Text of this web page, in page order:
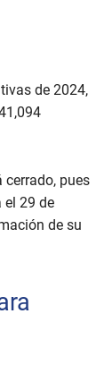
de 2024,
cerrado, pues
el 29 de
de su